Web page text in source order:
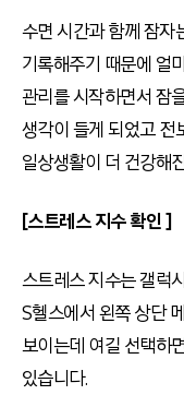
수면 시간과 함께 잠자
기록해주기 때문에 얼
관리를 시작하면서 잠
생각이 들게 되었고 전
일상생활이 더 건강해
[스트레스 지수 확인 ]
스트레스 지수는 갤럭
S헬스에서 왼쪽 상단
보이는데 여길 선택하
있습니다.